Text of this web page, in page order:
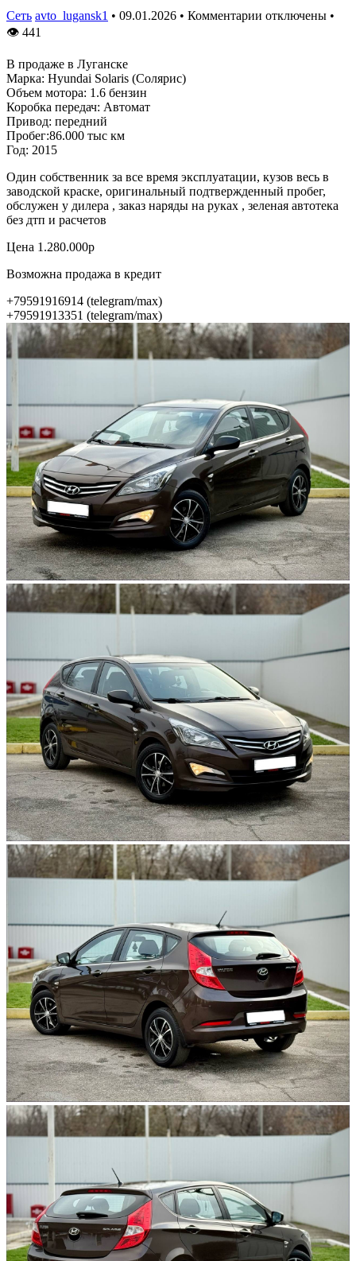
Сеть avto_lugansk1 • 09.01.2026 • Комментарии отключены •
👁 441
B продаже в Луганске
Марка: Hyundai Solaris (Солярис)
Объем мотора: 1.6 бензин
Коробка передач: Автомат
Привод: передний
Пробег:86.000 тыс км
Год: 2015
Один собственник за все время эксплуатации, кузов весь в
заводской краске, оригинальный подтвержденный пробег,
обслужен у дилера , заказ наряды на руках , зеленая автотека
без дтп и расчетов
Цена 1.280.000р
Возможна продажа в кредит
+79591916914 (telegram/max)
+79591913351 (telegram/max)